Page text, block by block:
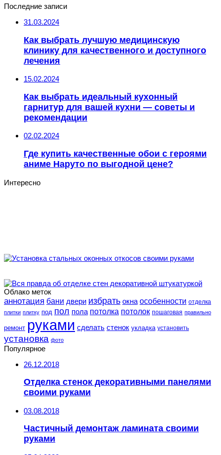
Последние записи
31.03.2024
Как выбрать лучшую медицинскую
клинику для качественного и доступного
лечения
15.02.2024
Как выбрать идеальный кухонный
гарнитур для вашей кухни — советы и
рекомендации
02.02.2024
Где купить качественные обои с героями
аниме Наруто по выгодной цене?
Интересно
Облако меток
аннотация бани двери избрать окна особенности отделка
плитки плитку под пол пола потолка потолок пошаговая правильно
ремонт руками сделать стенок укладка установить
установка фото
Популярное
26.12.2018
Отделка стенок декоративными панелями
своими руками
03.08.2018
Частичный демонтаж ламината своими
руками